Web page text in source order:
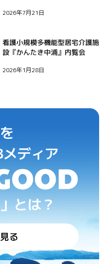
2026年7月21日
看護小規模多機能型居宅介護施
設『かんたき中浦』内覧会
2026年1月28日